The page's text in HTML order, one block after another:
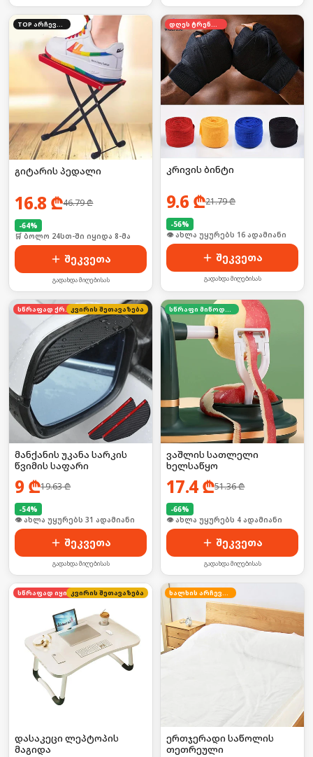
TOP არჩევანი
გიტარის პედალი
16.8 ₾46.79₾
-64%
🛒 ბოლო 24სთ-ში იყიდა 8-მა
შეკვეთა
გადახდა მიღებისას
დღეს ტრენდში
კრივის ბინტი
9.6 ₾21.79₾
-56%
🛒 ბოლო 24სთ-ში იყიდა 20-მა
შეკვეთა
გადახდა მიღებისას
სწრაფად ქრებაკვირის შეთავაზება
მანქანის უკანა სარკის
წვიმის საფარი
9 ₾19.63₾
-54%
🛒 ბოლო 24სთ-ში იყიდა 47-მა
შეკვეთა
გადახდა მიღებისას
სწრაფი მიწოდება
ვაშლის სათლელი
ხელსაწყო
17.4₾51.36₾
-66%
🛒 ბოლო 24სთ-ში იყიდა 28-მა
შეკვეთა
გადახდა მიღებისას
სწრაფად იყიდება
კვირის შეთავაზება
დასაკეცი ლეპტოპის
მაგიდა
ხალხის არჩევანი
ერთჯერადი საწოლის
თეთრეული